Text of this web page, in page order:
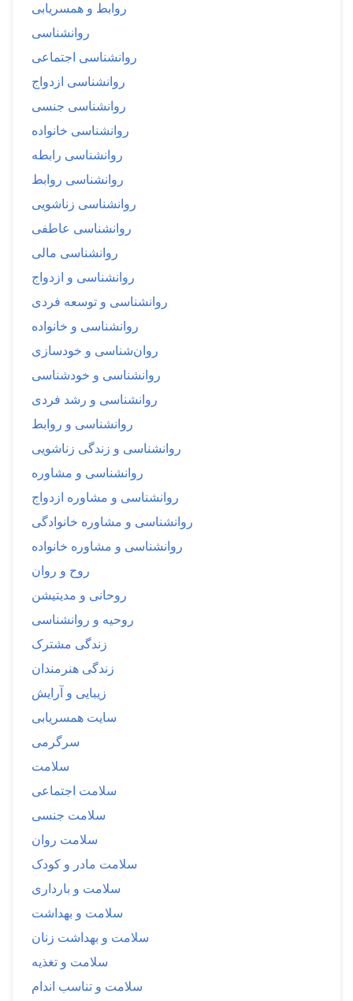
روابط و همسریابی
روانشناسی
روانشناسی اجتماعی
روانشناسی ازدواج
روانشناسی جنسی
روانشناسی خانواده
روانشناسی رابطه
روانشناسی روابط
روانشناسی زناشویی
روانشناسی عاطفی
روانشناسی مالی
روانشناسی و ازدواج
روانشناسی و توسعه فردی
روانشناسی و خانواده
روان‌شناسی و خودسازی
روانشناسی و خودشناسی
روانشناسی و رشد فردی
روانشناسی و روابط
روانشناسی و زندگی زناشویی
روانشناسی و مشاوره
روانشناسی و مشاوره ازدواج
روانشناسی و مشاوره خانوادگی
روانشناسی و مشاوره خانواده
روح و روان
روحانی و مدیتیشن
روحیه و روانشناسی
زندگی مشترک
زندگی هنرمندان
زیبایی و آرایش
سایت همسریابی
سرگرمی
سلامت
سلامت اجتماعی
سلامت جنسی
سلامت روان
سلامت مادر و کودک
سلامت و بارداری
سلامت و بهداشت
سلامت و بهداشت زنان
سلامت و تغذیه
سلامت و تناسب اندام